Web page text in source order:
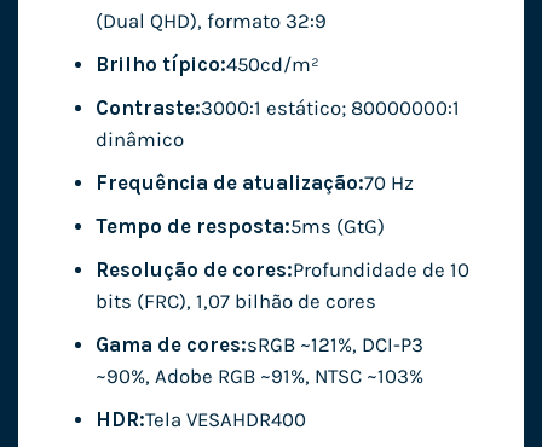
(Dual QHD), formato 32:9
Brilho típico:450cd/m²
Contraste:3000:1 estático; 80000000:1
dinâmico
Frequência de atualização:70 Hz
Tempo de resposta:5ms (GtG)
Resolução de cores:Profundidade de 10
bits (FRC), 1,07 bilhão de cores
Gama de cores:sRGB ~121%, DCI-P3
~90%, Adobe RGB ~91%, NTSC ~103%
HDR:Tela VESAHDR400